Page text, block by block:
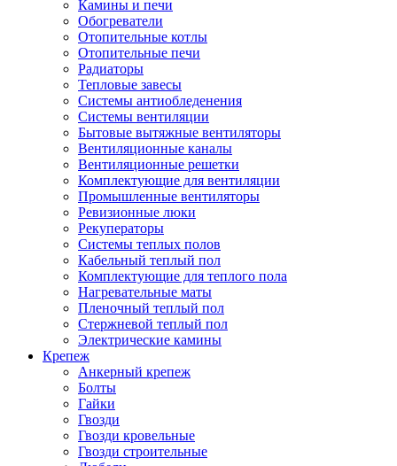
Камины и печи
Обогреватели
Отопительные котлы
Отопительные печи
Радиаторы
Тепловые завесы
Системы антиобледенения
Системы вентиляции
Бытовые вытяжные вентиляторы
Вентиляционные каналы
Вентиляционные решетки
Комплектующие для вентиляции
Промышленные вентиляторы
Ревизионные люки
Рекуператоры
Системы теплых полов
Кабельный теплый пол
Комплектующие для теплого пола
Нагревательные маты
Пленочный теплый пол
Стержневой теплый пол
Электрические камины
Крепеж
Анкерный крепеж
Болты
Гайки
Гвозди
Гвозди кровельные
Гвозди строительные